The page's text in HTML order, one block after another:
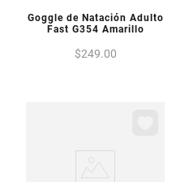
VISTA PREVIA
Goggle de Natación Adulto
Fast G354 Amarillo
$249.00